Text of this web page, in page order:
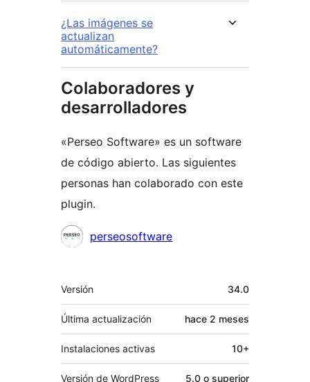
¿Las imágenes se
actualizan
automáticamente?
Colaboradores y
desarrolladores
«Perseo Software» es un software
de código abierto. Las siguientes
personas han colaborado con este
plugin.
Colaboradores
perseosoftware
Meta
Versión 34.0
Última actualización hace 2 meses
Instalaciones activas 10+
Versión de WordPress 5.0 o superior